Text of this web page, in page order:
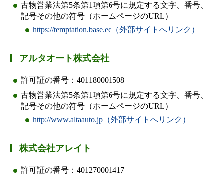
古物営業法第5条第1項第6号に規定する文字、番号、
記号その他の符号（ホームページのURL）
https://temptation.base.ec（外部サイトへリンク）
アルタオート株式会社
許可証の番号：401180001508
古物営業法第5条第1項第6号に規定する文字、番号、
記号その他の符号（ホームページのURL）
http://www.altaauto.jp（外部サイトへリンク）
株式会社アレイト
許可証の番号：401270001417